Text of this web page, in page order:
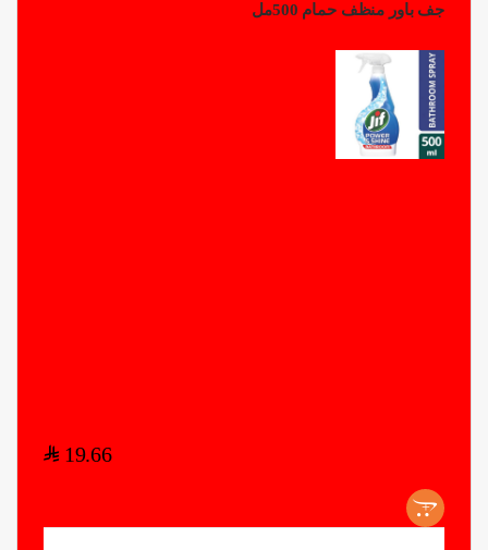
جف باور منظف حمام 500مل
19.66
$
+